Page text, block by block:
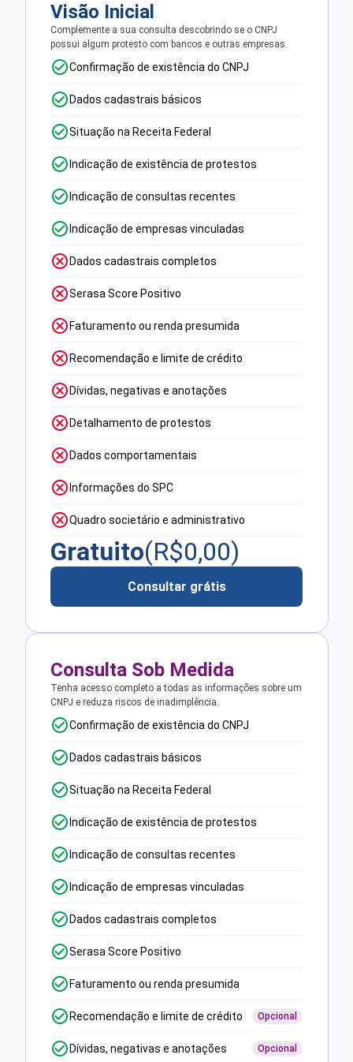
Visão Inicial
Complemente a sua consulta descobrindo se o CNPJ
possui algum protesto com bancos e outras empresas.
Confirmação de existência do CNPJ
Dados cadastrais básicos
Situação na Receita Federal
Indicação de existência de protestos
Indicação de consultas recentes
Indicação de empresas vinculadas
Dados cadastrais completos
Serasa Score Positivo
Faturamento ou renda presumida
Recomendação e limite de crédito
Dívidas, negativas e anotações
Detalhamento de protestos
Dados comportamentais
Informações do SPC
Quadro societário e administrativo
Gratuito(R$0,00)
Consultar grátis
Consulta Sob Medida
Tenha acesso completo a todas as informações sobre um
CNPJ e reduza riscos de inadimplência.
Confirmação de existência do CNPJ
Dados cadastrais básicos
Situação na Receita Federal
Indicação de existência de protestos
Indicação de consultas recentes
Indicação de empresas vinculadas
Dados cadastrais completos
Serasa Score Positivo
Faturamento ou renda presumida
Recomendação e limite de crédito Opcional
Dívidas, negativas e anotações Opcional